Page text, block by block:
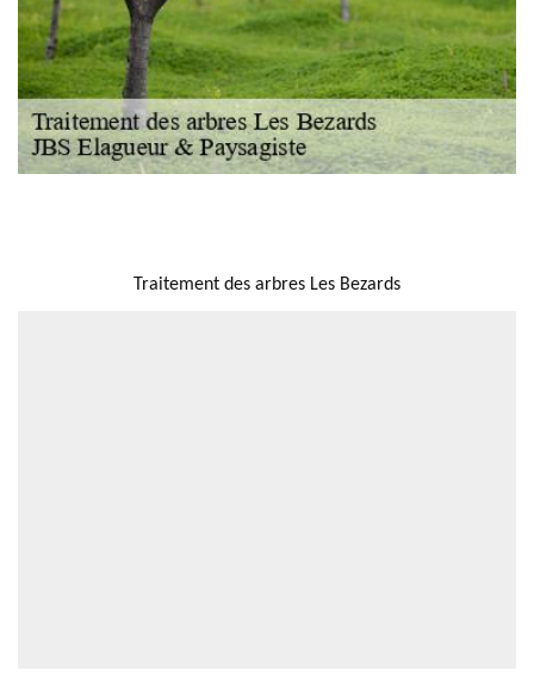
Traitement des arbres Les Bezards